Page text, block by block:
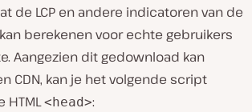
de LCP en andere indicatoren van de
berekenen voor echte gebruikers
Aangezien dit gedownload kan
CDN, kan je het volgende script
HTML<head>: